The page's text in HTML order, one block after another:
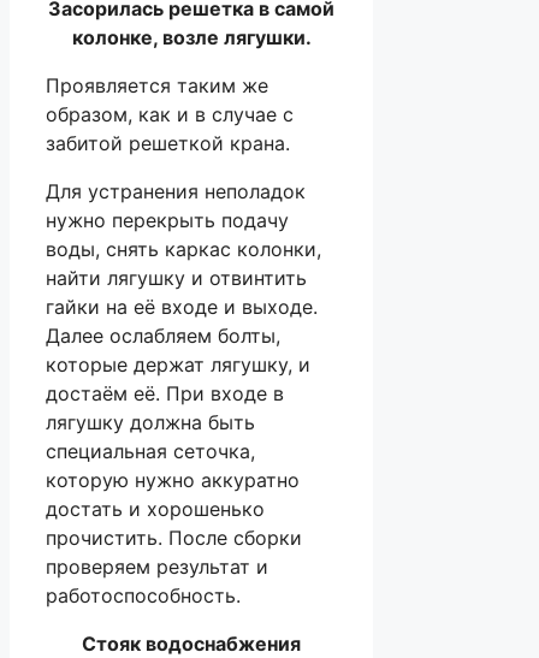
Засорилась решетка в самой
колонке, возле лягушки.
Проявляется таким же
образом, как и в случае с
забитой решеткой крана.
Для устранения неполадок
нужно перекрыть подачу
воды, снять каркас колонки,
найти лягушку и отвинтить
гайки на её входе и выходе.
Далее ослабляем болты,
которые держат лягушку, и
достаём её. При входе в
лягушку должна быть
специальная сеточка,
которую нужно аккуратно
достать и хорошенько
прочистить. После сборки
проверяем результат и
работоспособность.
Стояк водоснабжения